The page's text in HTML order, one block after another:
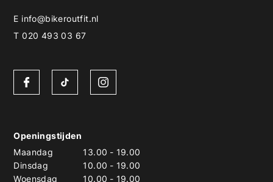
E info@bikeroutfit.nl
T 020 493 03 67
Openingstijden
Maandag
13.00 - 19.00
Dinsdag
10.00 - 19.00
Woensdag
10.00 - 19.00